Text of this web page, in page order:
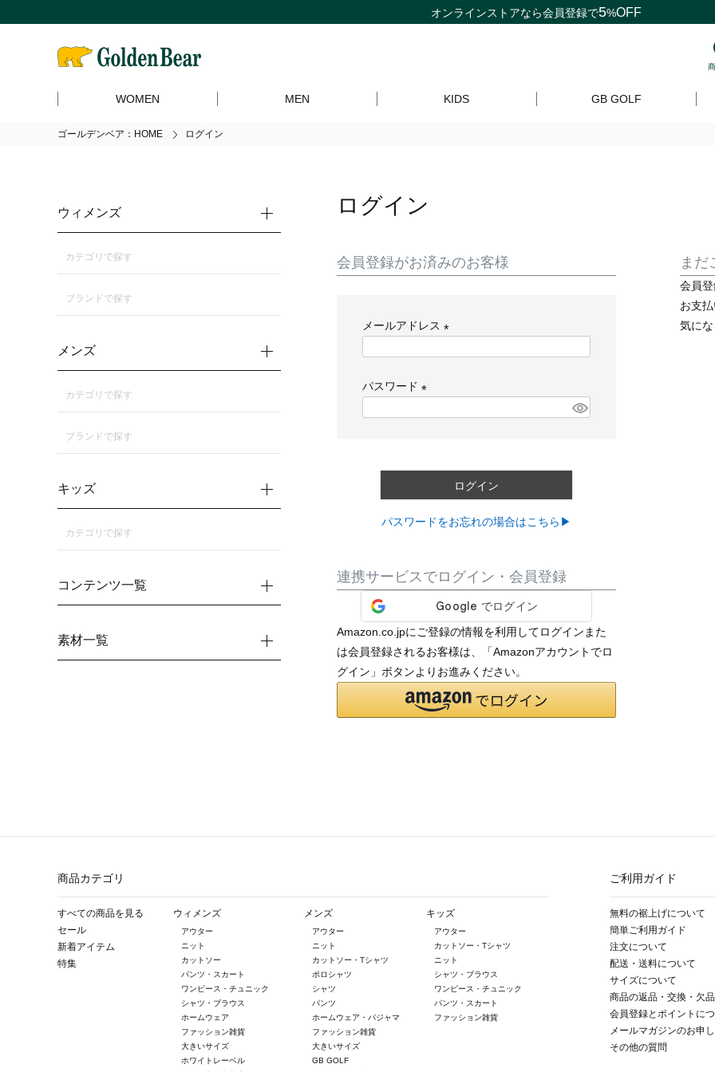
オンラインストアなら会員登録で5%OFF
WOMEN MEN KIDS GB GOLF
ゴールデンベア：HOME ログイン
ログイン
会員登録がお済みのお客様
メールアドレス
パスワード
)
ログイン
パスワードをお忘れの場合はこちら▶
連携サービスでログイン・会員登録
Amazon.co.jpにご登録の情報を利用してログインまた
は会員登録されるお客様は、「Amazonアカウントでロ
グイン」ボタンよりお進みください。
まだ
会員
お支
気に
ウィメンズ
カテゴリで探す
ブランドで探す
メンズ
カテゴリで探す
ブランドで探す
キッズ
カテゴリで探す
コンテンツ一覧
素材一覧
商品カテゴリ
すべての商品を見る
セール
新着アイテム
特集
ウィメンズ
アウター
ニット
カットソー
パンツ・スカート
ワンピース・チュニック
シャツ・ブラウス
ホームウェア
ファッション雑貨
大きいサイズ
ホワイトレーベル
メンズ
アウター
ニット
カットソー・Tシャツ
ポロシャツ
シャツ
パンツ
ホームウェア・パジャマ
ファッション雑貨
大きいサイズ
GB GOLF
キッズ
アウター
カットソー・Tシャツ
ニット
シャツ・ブラウス
ワンピース・チュニック
パンツ・スカート
ファッション雑貨
ご利用ガイド
無料の裾上げについて
簡単ご利用ガイド
注文について
配送・送料について
サイズについて
商品の返品・交換・欠
会員登録とポイントに
メールマガジンのお申
その他の質問